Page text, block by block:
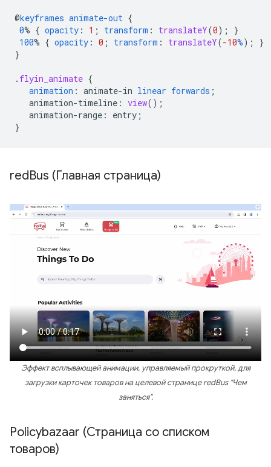
@keyframes animate-out {
0% { opacity : 1 ; transform : translateY(0);
}
100% { opacity : 0 ; transform : translateY(-10%);
}
}
. flyin_animate {
animation : animate-in linear forwards ;
animation-timeline : view();
animation-range : entry ;
}
redBus (Главная страница)
Эффект всплывающей анимации, управляемый прокруткой, для
загрузки карточек товаров на целевой странице redBus "Чем
заняться".
Policybazaar (Страница со списком
товаров)